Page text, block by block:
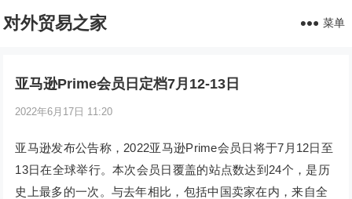
对外贸易之家 菜单
亚马逊Prime会员日定档7月12-13日
2022年6月17日 11:20
亚马逊发布公告称，2022亚马逊Prime会员日将于7月12日至
13日在全球举行。本次会员日覆盖的站点数达到24个，是历
史上最多的一次。与去年相比，包括中国卖家在内，来自全